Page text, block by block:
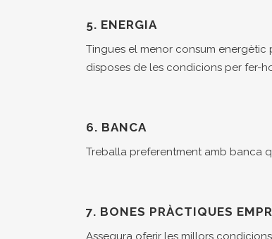
5. ENERGIA
Tingues el menor consum
disposes de les condicions per fer-
6. BANCA
Treballa preferentment amb banca
7. BONES PRÀCTIQUES
Assegura oferir les millors